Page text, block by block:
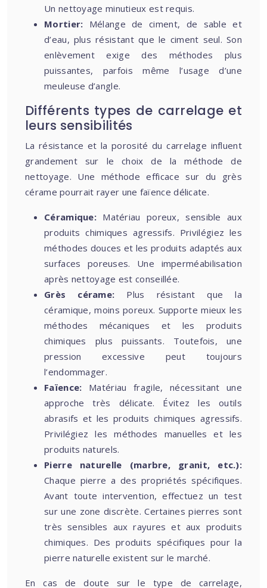
Un nettoyage minutieux est requis.
Mortier: Mélange de ciment, de sable et
d’eau, plus résistant que le ciment seul. Son
enlèvement exige des méthodes plus
puissantes, parfois même l’usage d’une
meuleuse d’angle.
Différents types de carrelage et
leurs sensibilités
La résistance et la porosité du carrelage influent
grandement sur le choix de la méthode de
nettoyage. Une méthode efficace sur du grès
cérame pourrait rayer une faïence délicate.
Céramique: Matériau poreux, sensible aux
produits chimiques agressifs. Privilégiez les
méthodes douces et les produits adaptés aux
surfaces poreuses. Une imperméabilisation
après nettoyage est conseillée.
Grès cérame: Plus résistant que la
céramique, moins poreux. Supporte mieux les
méthodes mécaniques et les produits
chimiques plus puissants. Toutefois, une
pression excessive peut toujours
l’endommager.
Faïence: Matériau fragile, nécessitant une
approche très délicate. Évitez les outils
abrasifs et les produits chimiques agressifs.
Privilégiez les méthodes manuelles et les
produits naturels.
Pierre naturelle (marbre, granit, etc.):
Chaque pierre a des propriétés spécifiques.
Avant toute intervention, effectuez un test
sur une zone discrète. Certaines pierres sont
très sensibles aux rayures et aux produits
chimiques. Des produits spécifiques pour la
pierre naturelle existent sur le marché.
En cas de doute sur le type de carrelage,